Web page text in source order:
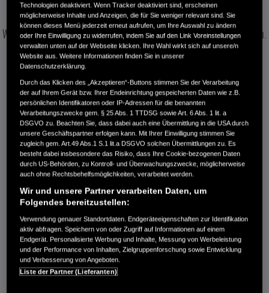
Wählen Sie eine Schneefräse aus, um technische Details anzuzeigen.
HSS 1380A T
€8.099,00
Raupenantrieb, 81 cm Räumbreite und Fräshöheneinstellung,
räumt bis zu 75 T/S.
Vergleichen
HSS 1380A TD
€8.799,00
Technologien deaktiviert. Wenn Tracker deaktiviert sind, erscheinen
möglicherweise Inhalte und Anzeigen, die für Sie weniger relevant sind. Sie
können dieses Menü jederzeit erneut aufrufen, um Ihre Auswahl zu ändern
oder Ihre Einwilligung zu widerrufen, indem Sie auf den Link Voreinstellungen
verwalten unten auf der Webseite klicken. Ihre Wahl wirkt sich auf unsere/n
Website aus. Weitere Informationen finden Sie in unserer
Datenschutzerklärung.
Durch das Klicken des „Akzeptieren“-Buttons stimmen Sie der Verarbeitung
der auf Ihrem Gerät bzw. Ihrer Endeinrichtung gespeicherten Daten wie z.B.
persönlichen Identifikatoren oder IP-Adressen für die benannten
Verarbeitungszwecke gem. § 25 Abs. 1 TTDSG sowie Art. 6 Abs. 1 lit. a
DSGVO zu. Beachten Sie, dass dabei auch eine Übermittlung in die USA durch
unsere Geschäftspartner erfolgen kann. Mit Ihrer Einwilligung stimmen Sie
zugleich gem. Art.49 Abs.1 S.1 lit.a DSGVO solchen Übermittlungen zu. Es
besteht dabei insbesondere das Risiko, dass Ihre Cookie-bezogenen Daten
durch US-Behörden, zu Kontroll- und Überwachungszwecke, möglicherweise
auch ohne Rechtsbehelfsmöglichkeiten, verarbeitet werden.
Wir und unsere Partner verarbeiten Daten, um
Folgendes bereitzustellen:
Verwendung genauer Standortdaten. Endgeräteeigenschaften zur Identifikation
aktiv abfragen. Speichern von oder Zugriff auf Informationen auf einem
Endgerät. Personalisierte Werbung und Inhalte, Messung von Werbeleistung
und der Performance von Inhalten, Zielgruppenforschung sowie Entwicklung
und Verbesserung von Angeboten.
Liste der Partner (Lieferanten)